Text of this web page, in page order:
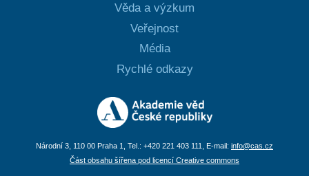
Věda a výzkum
Veřejnost
Média
Rychlé odkazy
Národní 3, 110 00 Praha 1, Tel.: +420 221 403 111, E-mail: info@cas.cz
Část obsahu šířena pod licencí Creative commons